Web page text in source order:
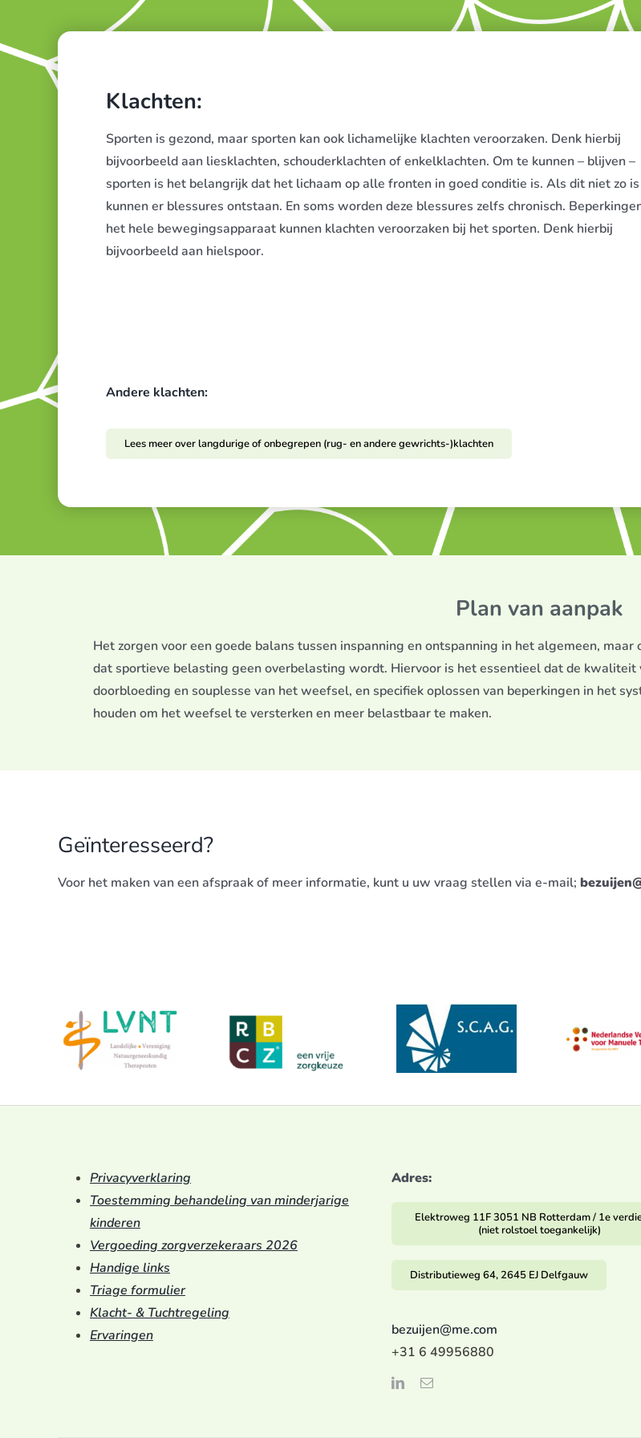
Klachten:
Sporten is gezond, maar sporten kan ook lichamelijke klachten veroorzaken. Denk hierbij
bijvoorbeeld aan liesklachten, schouderklachten of enkelklachten. Om te kunnen – blijven –
sporten is het belangrijk dat het lichaam op alle fronten in goed conditie is. Als dit niet zo is
kunnen er blessures ontstaan. En soms worden deze blessures zelfs chronisch.
het hele bewegingsapparaat kunnen klachten veroorzaken bij het sporten. Denk hierbij
bijvoorbeeld aan hielspoor.
Andere klachten:
Lees meer over langdurige of onbegrepen (rug- en andere gewrichts-)klachten
Plan van aanpak
Het zorgen voor een goede balans tussen inspanning en ontspanning in het algemeen,
dat sportieve belasting geen overbelasting wordt. Hiervoor is het essentieel dat de
doorbloeding en souplesse van het weefsel, en specifiek oplossen van beperkingen in het
houden om het weefsel te versterken en meer belastbaar te maken.
Geïnteresseerd?
Voor het maken van een afspraak of meer informatie, kunt u uw vraag stellen via e-mail;
Privacyverklaring
Toestemming behandeling van minderjarige
kinderen
Vergoeding zorgverzekeraars 2026
Handige links
Triage formulier
Klacht- & Tuchtregeling
Ervaringen
Adres:
Elektroweg 11F 3051 NB Rotterdam / 1e
(niet rolstoel toegankelijk)
Distributieweg 64, 2645 EJ Delfgauw
bezuijen@me.com
+31 6 49956880